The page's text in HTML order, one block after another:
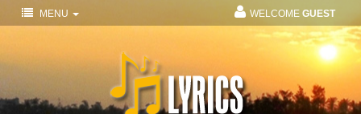
MENU WELCOME GUEST